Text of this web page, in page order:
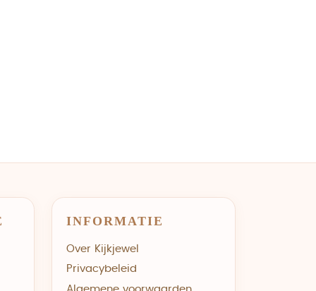
INFORMATIE
Over Kijkjewel
Privacybeleid